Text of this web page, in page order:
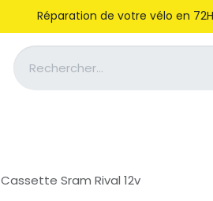
Réparation de votre vélo en
Cassette Sram Rival 12v